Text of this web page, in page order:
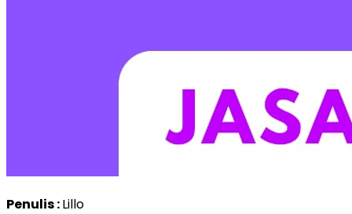
Penulis :Lillo